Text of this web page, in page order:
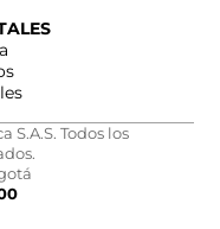
S.A.S. Todos los